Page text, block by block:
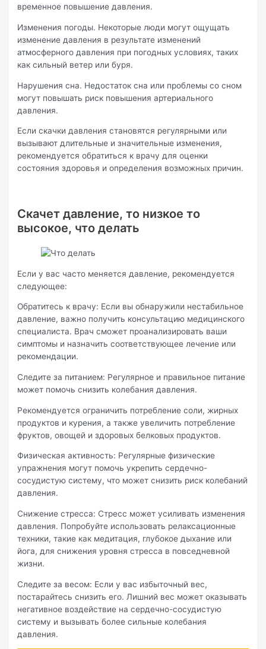
временное повышение давления.
Изменения погоды. Некоторые люди могут ощущать
изменение давления в результате изменений
атмосферного давления при погодных условиях, таких
как сильный ветер или буря.
Нарушения сна. Недостаток сна или проблемы со сном
могут повышать риск повышения артериального
давления.
Если скачки давления становятся регулярными или
вызывают длительные и значительные изменения,
рекомендуется обратиться к врачу для оценки
состояния здоровья и определения возможных причин.
Скачет давление, то низкое то
высокое, что делать
Если у вас часто меняется давление, рекомендуется
следующее:
Обратитесь к врачу: Если вы обнаружили нестабильное
давление, важно получить консультацию медицинского
специалиста. Врач сможет проанализировать ваши
симптомы и назначить соответствующее лечение или
рекомендации.
Следите за питанием: Регулярное и правильное питание
может помочь снизить колебания давления.
Рекомендуется ограничить потребление соли, жирных
продуктов и курения, а также увеличить потребление
фруктов, овощей и здоровых белковых продуктов.
Физическая активность: Регулярные физические
упражнения могут помочь укрепить сердечно-
сосудистую систему, что может снизить риск колебаний
давления.
Снижение стресса: Стресс может усиливать изменения
давления. Попробуйте использовать релаксационные
техники, такие как медитация, глубокое дыхание или
йога, для снижения уровня стресса в повседневной
жизни.
Следите за весом: Если у вас избыточный вес,
постарайтесь снизить его. Лишний вес может оказывать
негативное воздействие на сердечно-сосудистую
систему и вызывать более сильные колебания
давления.